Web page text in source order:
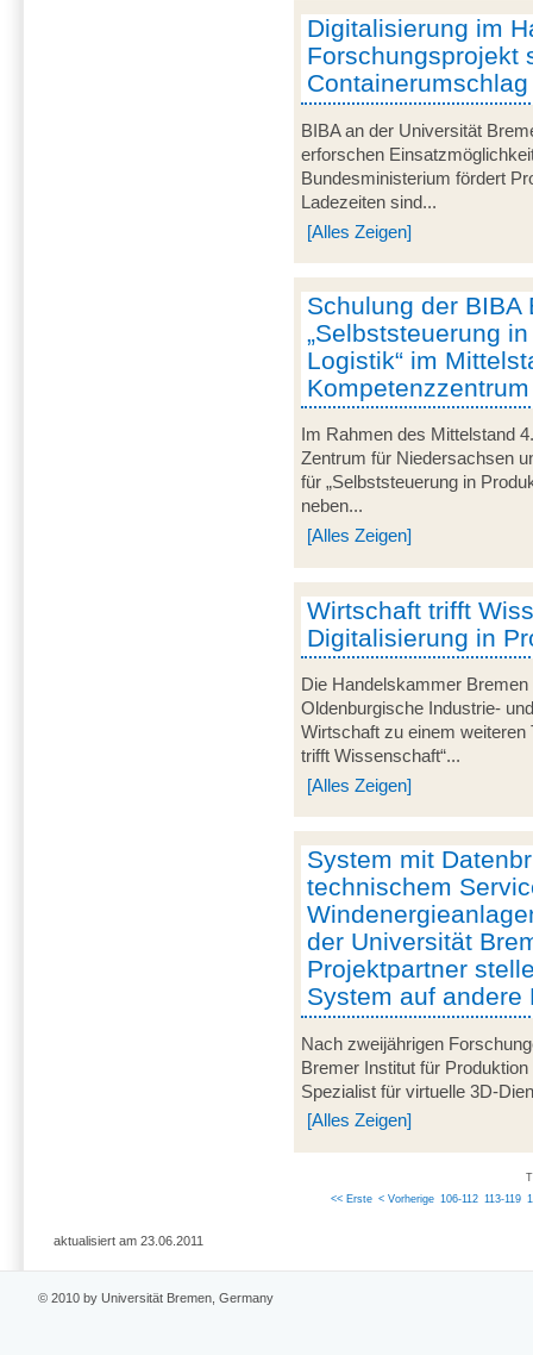
Digitalisierung im
Forschungsprojekt
BIBA an der Universität
erforschen
Bundesministerium fördert
Ladezeiten sind...
[Alles Zeigen]
Schulung der BIBA
„Selbststeuerung
Logistik“ im
Im Rahmen des Mittelstand
Zentrum für Niedersachsen
für „Selbststeuerung in
neben...
[Alles Zeigen]
Wirtschaft trifft
Digitalisierung in
Die Handelskammer
Oldenburgische Industrie-
Wirtschaft zu einem weiteren
trifft Wissenschaft“...
[Alles Zeigen]
System mit
technischem
der Universität
Projektpartner
System auf andere
Nach zweijährigen
Bremer Institut für
Spezialist für virtuelle 3D-
[Alles Zeigen]
<< Erste < Vorherige 106-112 113-119
aktualisiert am 23.06.2011
© 2010 by Universität Bremen, Germany